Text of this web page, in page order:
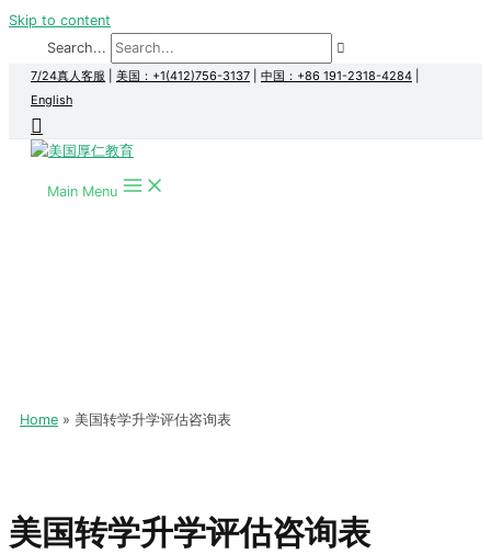
Skip to content
Search...
7/24真人客服 美国：+1(412)756-3137 中国：+86 191-2318-4284
English
Main Menu
Home 美国转学升学评估咨询表
美国转学升学评估咨询表